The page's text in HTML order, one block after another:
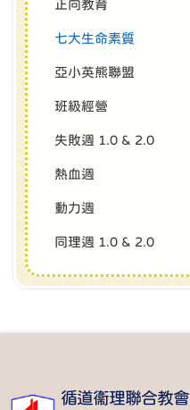
正向教育
七大生命素質
亞小英熊聯盟
班級經營
失敗週 1.0 & 2.0
熱血週
動力週
同理週 1.0 & 2.0
循道衞理聯合教會